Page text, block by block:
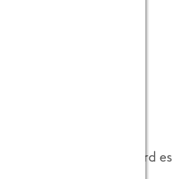
eröffnen. Natürlich wird es